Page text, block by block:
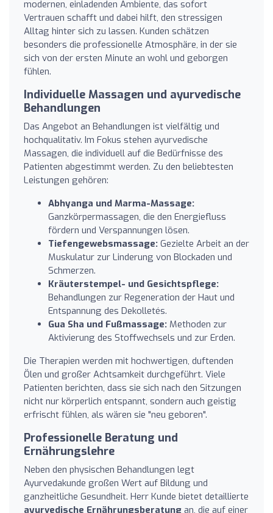
modernen, einladenden Ambiente, das sofort
Vertrauen schafft und dabei hilft, den stressigen
Alltag hinter sich zu lassen. Kunden schätzen
besonders die professionelle Atmosphäre, in der sie
sich von der ersten Minute an wohl und geborgen
fühlen.
Individuelle Massagen und ayurvedische
Behandlungen
Das Angebot an Behandlungen ist vielfältig und
hochqualitativ. Im Fokus stehen ayurvedische
Massagen, die individuell auf die Bedürfnisse des
Patienten abgestimmt werden. Zu den beliebtesten
Leistungen gehören:
Abhyanga und Marma-Massage:
Ganzkörpermassagen, die den Energiefluss
fördern und Verspannungen lösen.
Tiefengewebsmassage: Gezielte Arbeit an der
Muskulatur zur Linderung von Blockaden und
Schmerzen.
Kräuterstempel- und Gesichtspflege:
Behandlungen zur Regeneration der Haut und
Entspannung des Dekolletés.
Gua Sha und Fußmassage: Methoden zur
Aktivierung des Stoffwechsels und zur Erden.
Die Therapien werden mit hochwertigen, duftenden
Ölen und großer Achtsamkeit durchgeführt. Viele
Patienten berichten, dass sie sich nach den Sitzungen
nicht nur körperlich entspannt, sondern auch geistig
erfrischt fühlen, als wären sie "neu geboren".
Professionelle Beratung und
Ernährungslehre
Neben den physischen Behandlungen legt
Ayurvedakunde großen Wert auf Bildung und
ganzheitliche Gesundheit. Herr Kunde bietet detaillierte
ayurvedische Ernährungsberatung an, die auf einer